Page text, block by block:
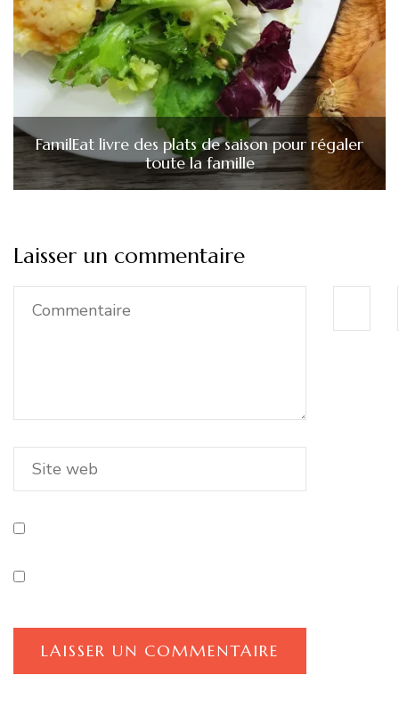
FamilEat livre des plats de saison pour régaler
toute la famille
Laisser un commentaire